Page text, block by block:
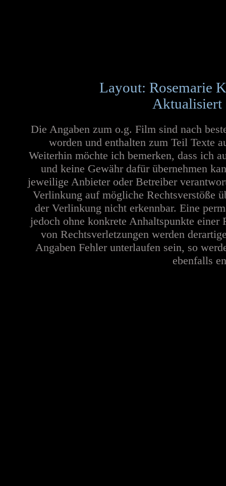
Layout: Rosemarie
Aktualisiert
Die Angaben zum o.g. Film sind nach
worden und enthalten zum Teil Texte
Weiterhin möchte ich bemerken, dass ich
und keine Gewähr dafür übernehmen
jeweilige Anbieter oder Betreiber
Verlinkung auf mögliche Rechtsverstöße
der Verlinkung nicht erkennbar. Eine
jedoch ohne konkrete Anhaltspunkte
von Rechtsverletzungen werden
Angaben Fehler unterlaufen sein, so
ebenfalls